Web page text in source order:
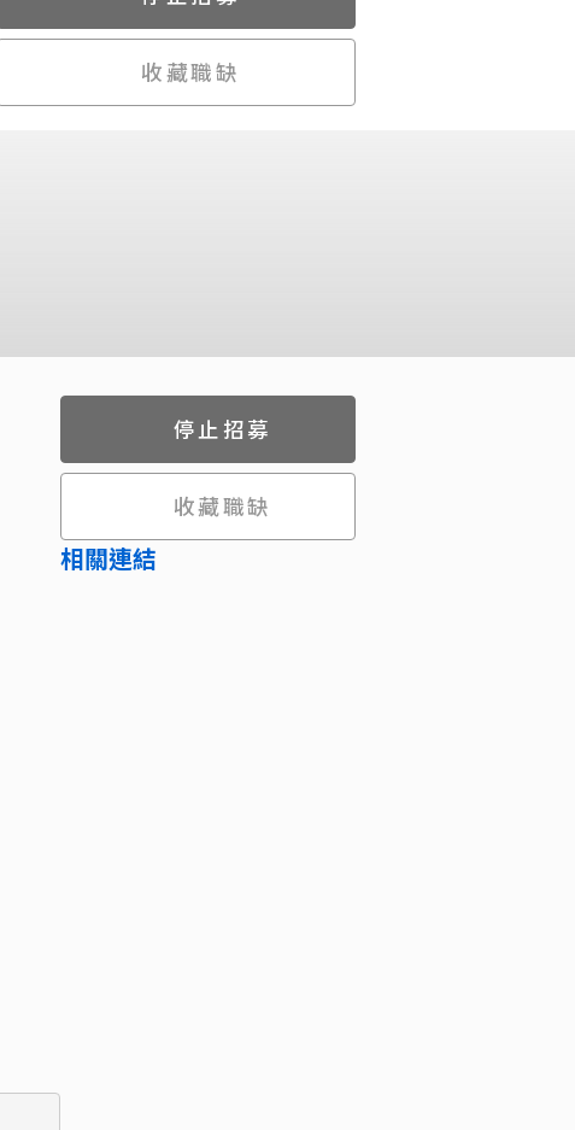
收藏職缺
停止招募
收藏職缺
相關連結